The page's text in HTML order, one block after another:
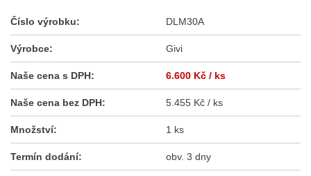
Číslo výrobku: DLM30A
Výrobce: Givi
Naše cena s DPH: 6.600 Kč / ks
Naše cena bez DPH: 5.455 Kč / ks
Množství: 1 ks
Termín dodání: obv. 3 dny